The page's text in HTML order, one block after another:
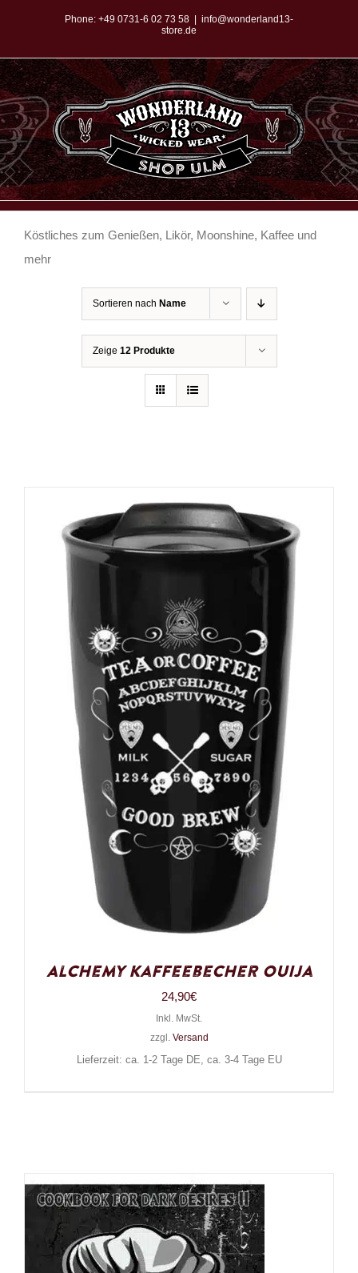
springen
Phone: +49 0731-6 02 73 58
info@wonderland13-
store.de
Köstliches zum Genießen, Likör, Moonshine, Kaffee und
mehr
Sortieren nach Name
Zeige 12 Produkte
Alchemy Kaffeebecher Ouija
24,90€
Inkl. MwSt.
zzgl. Versand
Lieferzeit: ca. 1-2 Tage DE, ca. 3-4 Tage EU